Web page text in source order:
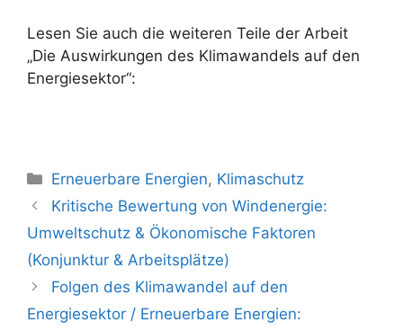
Lesen Sie auch die weiteren Teile der Arbeit
„Die Auswirkungen des Klimawandels auf den
Energiesektor“:
Kategorien
Erneuerbare Energien, Klimaschutz
Beitrags-
Navigation
Kritische Bewertung von Windenergie:
Umweltschutz & Ökonomische Faktoren
(Konjunktur & Arbeitsplätze)
Folgen des Klimawandel auf den
Energiesektor / Erneuerbare Energien: